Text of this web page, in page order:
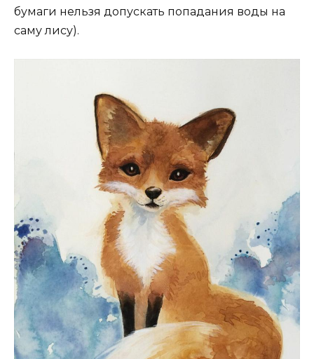
бумаги нельзя допускать попадания воды на
саму лису).